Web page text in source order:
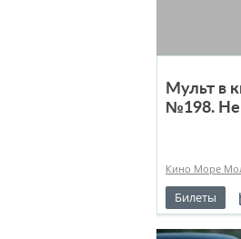
Мульт в
№198.
Кино Море
Билеты